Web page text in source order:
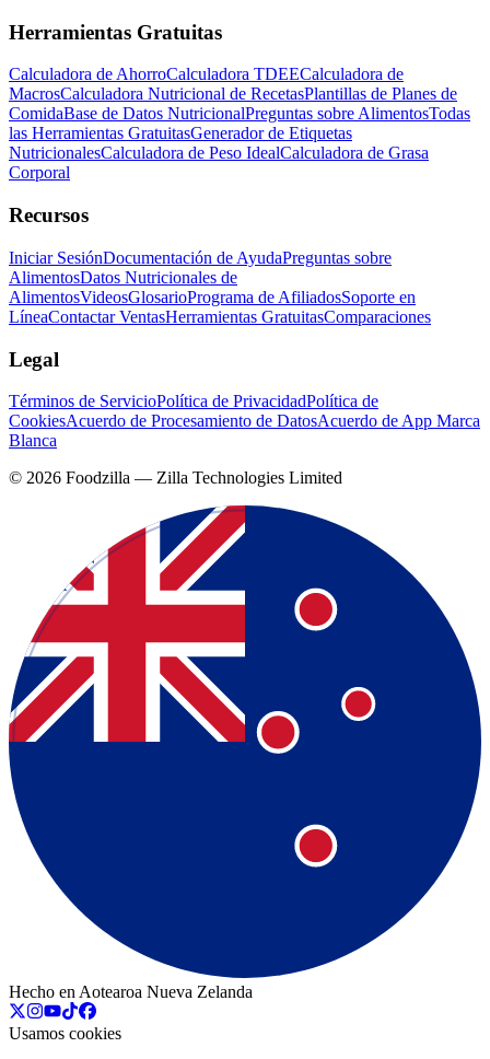
Herramientas Gratuitas
Calculadora de AhorroCalculadora TDEECalculadora de
MacrosCalculadora Nutricional de RecetasPlantillas de Planes de
ComidaBase de Datos NutricionalPreguntas sobre AlimentosTodas
las Herramientas GratuitasGenerador de Etiquetas
NutricionalesCalculadora de Peso IdealCalculadora de Grasa
Corporal
Recursos
Iniciar SesiónDocumentación de AyudaPreguntas sobre
AlimentosDatos Nutricionales de
AlimentosVideosGlosarioPrograma de AfiliadosSoporte en
LíneaContactar VentasHerramientas GratuitasComparaciones
Legal
Términos de ServicioPolítica de PrivacidadPolítica de
CookiesAcuerdo de Procesamiento de DatosAcuerdo de App Marca
Blanca
© 2026 Foodzilla — Zilla Technologies Limited
Hecho en Aotearoa Nueva Zelanda
Usamos cookies